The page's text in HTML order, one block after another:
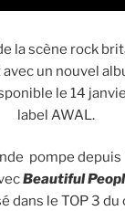
la scène rock
un nouvel
le 14
label AWAL.
pompe depuis
Beautiful
dans le TOP 3